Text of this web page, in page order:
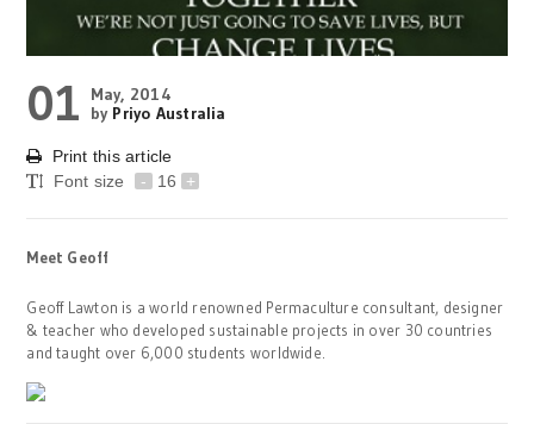
01
May, 2014
by Priyo Australia
Print this article
Font size
- 16 +
Meet Geoff
Geoff Lawton is a world renowned Permaculture consultant, designer
& teacher who developed sustainable projects in over 30 countries
and taught over 6,000 students worldwide.